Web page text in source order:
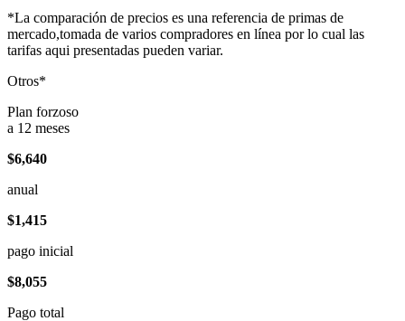
*La comparación de precios es una referencia de primas de
mercado,tomada de varios compradores en línea por lo cual las
tarifas aqui presentadas pueden variar.
Otros*
Plan forzoso
a 12 meses
$6,640
anual
$1,415
pago inicial
$8,055
Pago total